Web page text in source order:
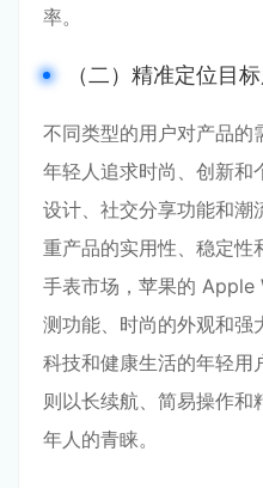
率。
（二）精准定位目
不同类型的用户对产品的
年轻人追求时尚、创新和
设计、社交分享功能和潮
重产品的实用性、稳定性
手表市场，苹果的 Apple
测功能、时尚的外观和强
科技和健康生活的年轻用
则以长续航、简易操作
年人的青睐。